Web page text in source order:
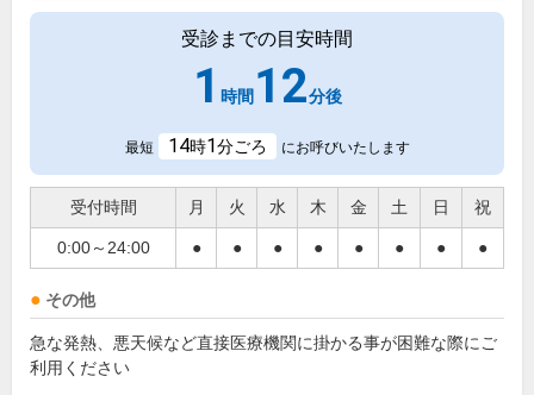
受診までの目安時間
1 時間12分後
最短 14時1分ごろ にお呼びいたします
受付時間 月 火 水 木 金 土 日 祝
0:00～24:00 ● ● ● ● ● ● ● ●
その他
急な発熱、悪天候など直接医療機関に掛かる事が困難な際にご
利用ください